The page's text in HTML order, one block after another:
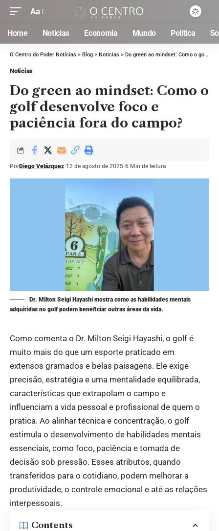
Aa
Home Noticias Economia Mundo Política
O Centro do Poder Notícias > Blog > Noticias > Do green ao mindset: Como o golf desenvolve foco e paciência fora do campo?
Noticias
Do green ao mindset: Como o
golf desenvolve foco e
paciência fora do campo?
PorDiego Velázquez 12 de agosto de 2025 6 Min de leitura
Dr. Milton Seigi Hayashi mostra como as habilidades mentais
adquiridas no golf podem beneficiar outras áreas da vida.
Como comenta o Dr. Milton Seigi Hayashi, o golf é
muito mais do que um esporte praticado em
extensos gramados e belas paisagens. Ele exige
precisão, estratégia e uma mentalidade equilibrada,
características que extrapolam o campo e
influenciam a vida pessoal e profissional de quem o
pratica. Ao alinhar técnica e concentração, o golf
estimula o desenvolvimento de habilidades mentais
essenciais, como foco, paciência e tomada de
decisão sob pressão. Esses atributos, quando
transferidos para o cotidiano, podem melhorar a
produtividade, o controle emocional e até as relações
interpessoais.
Contents